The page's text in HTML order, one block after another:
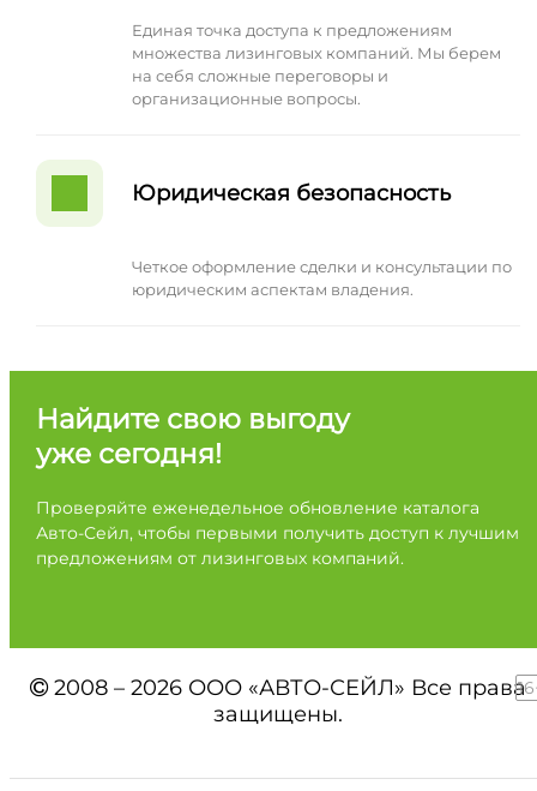
Единая точка доступа к предложениям
множества лизинговых компаний. Мы берем
на себя сложные переговоры и
организационные вопросы.
Юридическая безопасность
Четкое оформление сделки и консультации по
юридическим аспектам владения.
Найдите свою выгоду
уже сегодня!
Проверяйте еженедельное обновление каталога
Авто-Сейл, чтобы первыми получить доступ к лучшим
предложениям от лизинговых компаний.
2008 – 2026 ООО «АВТО-СЕЙЛ» Все права
защищены.